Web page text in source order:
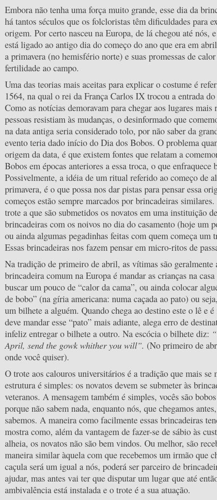
Embora não tenha uma força muito grande, esse dia da
há tantos séculos que os folcloristas têm dificuldades para
origem. Por certo nasceu na Europa, de lá chegou até nós,
está ligado ao antigo dia do começo do ano que era em
a primavera (no hemisfério norte) e suas promessas de
fertilidade ao campo.
Uma das teorias mais aceitas para explicar o costume é
1564, na qual o rei da França Carlos IX trocou a entrada
Como as notícias demoravam para chegar aos lugares mais
pessoas resistiam às mudanças, o desinformado que
na data antiga seria considerado tolo, por não saber da
evento teria dado início do Dia dos Bobos. O problema
origem da data, é que existem fontes que relatam a
Bobos em épocas anteriores a essa troca, o que enfraquece
Possivelmente, a idéia de um ritual referido ao começo de
primavera, é o que possa nos dar pistas para pensar essa
começos estão sempre marcados por brincadeiras
trote a que são submetidos os novatos em uma instituição
brincadeiras com os noivos no dia do casamento (hoje um
ou ainda algumas pegadinhas feitas com quem começa um
Essas brincadeiras nos fazem pensar em micro-ritos de
Na tradição de primeiro de abril, as vítimas são geralmente
brincadeira comum na Europa é mandar as crianças na
buscar um pouco de “calor da cama”, ou ainda colocar
de bobo” (na gíria americana: numa caçada ao pato) ou
um bilhete a alguém. Quando chega ao destino este o lê e
deve mandar esse “pato” mais adiante, alega erro de
infeliz entregar o bilhete a outro. Na escócia o bilhete diz:
April, send the gowk whither you will”. (No primeiro de
onde você quiser).
O trote aos calouros universitários é a tradição que mais se
estrutura é simples: os novatos devem se submeter às
veteranos. A mensagem também é simples, vocês são
porque não sabem nada, enquanto nós, que chegamos
sabemos. A maneira como facilmente essas brincadeiras
mostra como, além da vantagem de fazer-se de sábio às
alheia, os novatos não são bem vindos. Ou melhor, são
maneira similar àquela com que recebemos um irmão que
caçula será um igual a nós, poderá ser parceiro de
ajudar, mas antes vai ter que disputar um lugar que até
ambivalência está instalada e o trote é a sua atuação.